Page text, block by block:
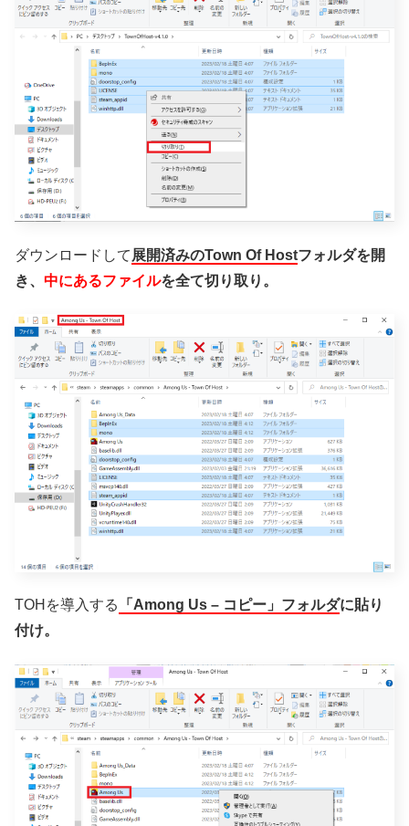
ダウンロードして 展開済みのTown Of Hostフォルダを開
き、 中にあるファイルを全て切り取り。
TOHを導入する 「Among Us – コピー」フォルダに貼り
付け。